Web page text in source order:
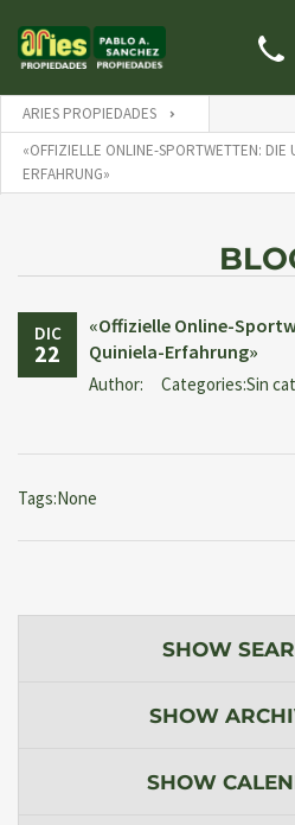
ARIES PROPIEDADES
«OFFIZIELLE ONLINE-SPORTWETTEN: DIE
ERFAHRUNG»
DIC
22
«Offizielle Online-
Quiniela-Erfahrung»
Author: Categories:Sin
Tags:None
SHOW
SHOW
SHOW